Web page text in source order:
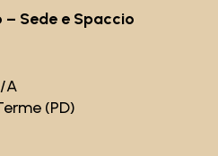
Sede e Spaccio
A
(PD)